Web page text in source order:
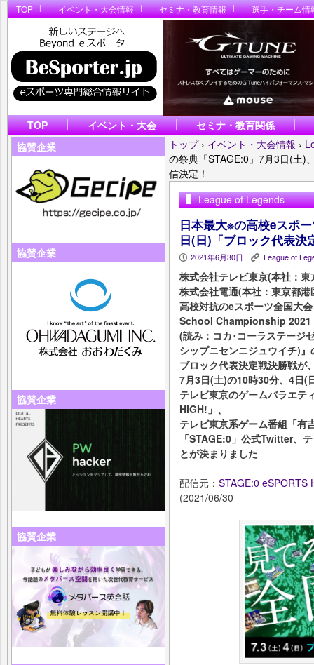
TOP イベント・大会情報 セミナ・教育情報 選手・チーム情
TOP イベント・大会
セミナ・教育関係
協賛企業
協賛企業
協賛企業
協賛企業
トップ › イベント・大会情報 ›
の祭典「STAGE:0」7月3日(土)
信決定！
League of Legends
日本最大※の高校eスポ
日(日)「ブロック代表決
P 2021年6月30日 K League of
株式会社テレビ東京(本社：
株式会社電通(本社：東京都
高校対抗のeスポーツ全国大
School Championship 2021
(読み：コカ･コーラステージ
シップニセンニジュウイチ)』
ブロック代表決定戦決勝戦が
7月3日(土)の10時30分、4日(
テレビ東京のゲームバラエテ
HIGH!」、
テレビ東京系ゲーム番組「有
「STAGE:0」公式Twitter、
とが決まりました
配信元： STAGE:0 eSPORTS
(2021/06/30